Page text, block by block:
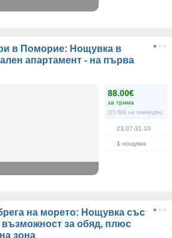
в Поморие: Нощувка в
апартамент - на първа
88.00€
за трима
(15.66€ на човек/ден)
23.07-31.10
1 нощувка
на морето: Нощувка със
възможност за обяд, плюс
зона